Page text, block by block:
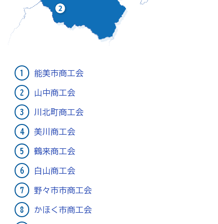
能美市商工会
山中商工会
川北町商工会
美川商工会
鶴来商工会
白山商工会
野々市市商工会
かほく市商工会
従業員の退職金共済制度
経営者の退職金制度（小規模企業共済）
海外PL保険(国内補償は、ビジネス総合保険へ）
病気やケガで働けない場合の所得を補償（休業補償制
度）
全国商工会連合会会員福祉共済「がん」重点補償
万が一の「労働災害」と使用者賠償補償がセットの保険
（商工会の業務災害保険）
海外での知財係争による経営リスクから皆様をお守りし
ます（海外知財訴訟費用保険制度）
事業活動のリスクを全て備えた保険（ビジネス総合保
険）